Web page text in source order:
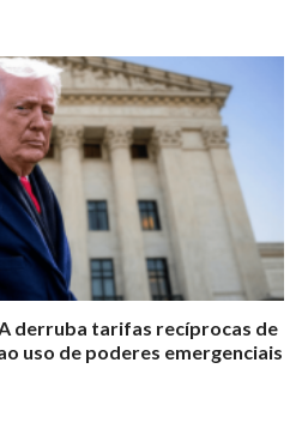
derruba tarifas recíprocas de
uso de poderes emergenciais